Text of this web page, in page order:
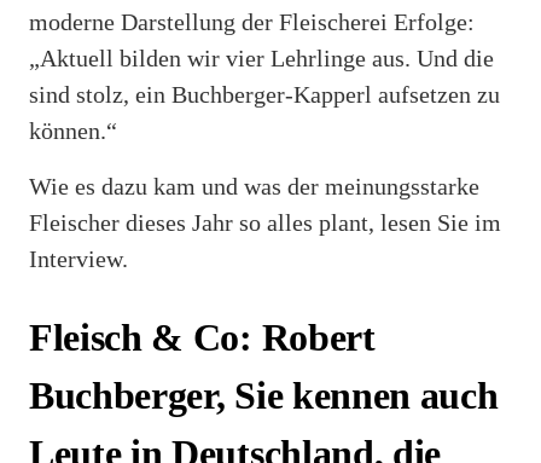
moderne Darstellung der Fleischerei Erfolge:
„Aktuell bilden wir vier Lehrlinge aus. Und die
sind stolz, ein Buchberger-Kapperl aufsetzen zu
können.“
Wie es dazu kam und was der meinungsstarke
Fleischer dieses Jahr so alles plant, lesen Sie im
Interview.
Fleisch & Co: Robert
Buchberger, Sie kennen auch
Leute in Deutschland, die